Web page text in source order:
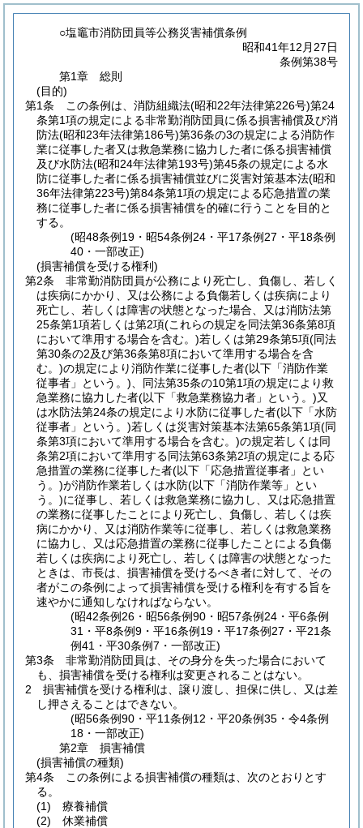
○塩竈市消防団員等公務災害補償条例
昭和41年12月27日
条例第38号
第1章
総則
(目的)
第1条
この条例は、消防組織法(昭和22年法律第226号)第24
条第1項の規定による非常勤消防団員に係る損害補償及び消
防法(昭和23年法律第186号)第36条の3の規定による消防作
業に従事した者又は救急業務に協力した者に係る損害補償
及び水防法(昭和24年法律第193号)第45条の規定による水
防に従事した者に係る損害補償並びに災害対策基本法(昭和
36年法律第223号)第84条第1項の規定による応急措置の業
務に従事した者に係る損害補償を的確に行うことを目的と
する。
(昭48条例19・昭54条例24・平17条例27・平18条例
40・一部改正)
(損害補償を受ける権利)
第2条
非常勤消防団員が公務により死亡し、負傷し、若しく
は疾病にかかり、又は公務による負傷若しくは疾病により
死亡し、若しくは障害の状態となった場合、又は消防法第
25条第1項若しくは第2項(これらの規定を同法第36条第8項
において準用する場合を含む。)若しくは第29条第5項(同法
第30条の2及び第36条第8項において準用する場合を含
む。)の規定により消防作業に従事した者(以下「消防作業
従事者」という。) 、同法第35条の10第1項の規定により救
急業務に協力した者(以下「救急業務協力者」という。)又
は水防法第24条の規定により水防に従事した者(以下「水防
従事者」という。)若しくは災害対策基本法第65条第1項(同
条第3項において準用する場合を含む。)の規定若しくは同
条第2項において準用する同法第63条第2項の規定による応
急措置の業務に従事した者(以下「応急措置従事者」とい
う。)が消防作業若しくは水防(以下「消防作業等」とい
う。)に従事し、若しくは救急業務に協力し、又は応急措置
の業務に従事したことにより死亡し、負傷し、若しくは疾
病にかかり、又は消防作業等に従事し、若しくは救急業務
に協力し、又は応急措置の業務に従事したことによる負傷
若しくは疾病により死亡し、若しくは障害の状態となった
ときは、市長は、損害補償を受けるべき者に対して、その
者がこの条例によって損害補償を受ける権利を有する旨を
速やかに通知しなければならない。
(昭42条例26・昭56条例90・昭57条例24・平6条例
31・平8条例9・平16条例19・平17条例27・平21条
例41・平30条例7・一部改正)
第3条
非常勤消防団員は、その身分を失った場合において
も、損害補償を受ける権利は変更されることはない。
2
損害補償を受ける権利は、譲り渡し、担保に供し、又は差
し押さえることはできない。
(昭56条例90・平11条例12・平20条例35・令4条例
18・一部改正)
第2章
損害補償
(損害補償の種類)
第4条
この条例による損害補償の種類は、次のとおりとす
る。
(1)
療養補償
(2)
休業補償